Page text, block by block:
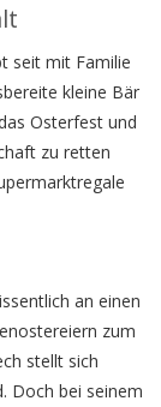
seit mit Familie
kleine Bär
Osterfest und
zu retten
an einen
zum
stellt sich
Doch bei seinem